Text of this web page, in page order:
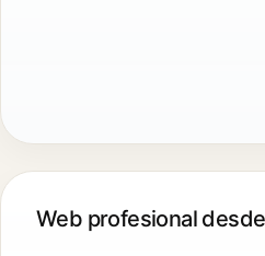
Web profesional